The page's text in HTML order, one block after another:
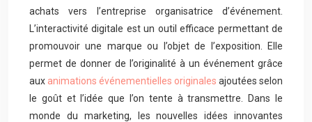
achats vers l’entreprise organisatrice d’événement.
L’interactivité digitale est un outil efficace permettant de
promouvoir une marque ou l’objet de l’exposition. Elle
permet de donner de l’originalité à un événement grâce
aux animations événementielles originales ajoutées selon
le goût et l’idée que l’on tente à transmettre. Dans le
monde du marketing, les nouvelles idées innovantes